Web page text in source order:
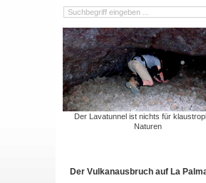
Der Lavatunnel ist nichts für
Naturen
Der Vulkanausbruch auf La